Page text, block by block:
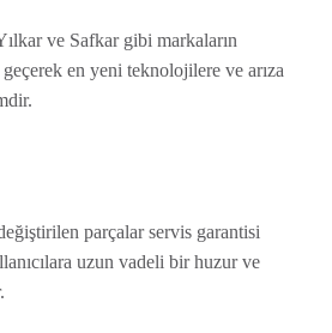
ve Safkar gibi markaların
en yeni teknolojilere ve arıza
parçalar servis garantisi
uzun vadeli bir huzur ve